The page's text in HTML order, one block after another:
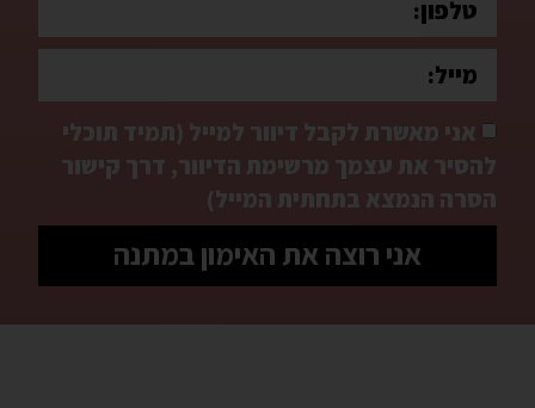
אני מאשרת לקבל דיוור למייל (תמיד תוכלי
להסיר את עצמך מרשימת הדיוור, דרך קישור
הסרה הנמצא בתחתית המייל)
אני רוצה את האימון במתנה